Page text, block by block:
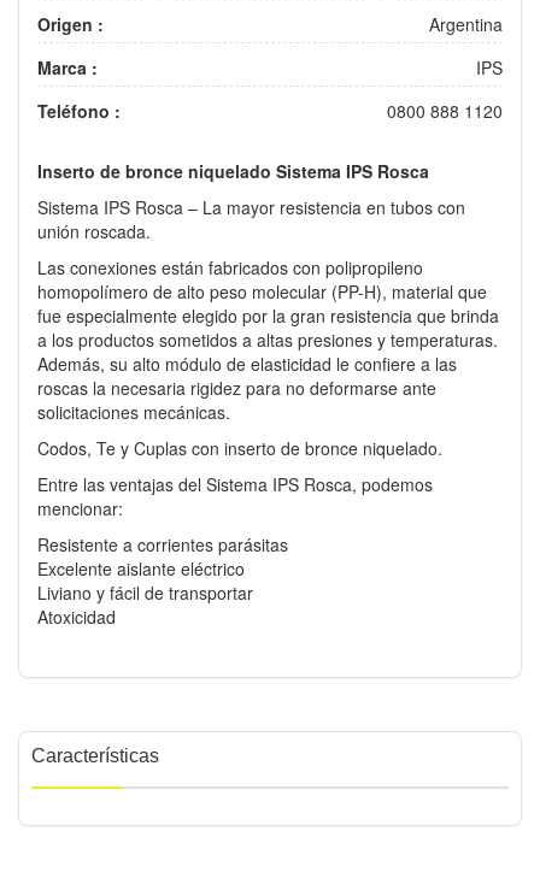
Origen :
Argentina
Marca :
IPS
Teléfono :
0800 888 1120
Inserto de bronce niquelado Sistema IPS Rosca
Sistema IPS Rosca – La mayor resistencia en tubos con
unión roscada.
Las conexiones están fabricados con polipropileno
homopolímero de alto peso molecular (PP-H), material que
fue especialmente elegido por la gran resistencia que brinda
a los productos sometidos a altas presiones y temperaturas.
Además, su alto módulo de elasticidad le confiere a las
roscas la necesaria rigidez para no deformarse ante
solicitaciones mecánicas.
Codos, Te y Cuplas con inserto de bronce niquelado.
Entre las ventajas del Sistema IPS Rosca, podemos
mencionar:
Resistente a corrientes parásitas
Excelente aislante eléctrico
Liviano y fácil de transportar
Atoxicidad
Características